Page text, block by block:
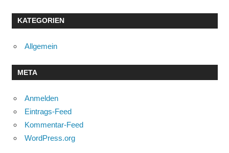
KATEGORIEN
Allgemein
META
Anmelden
Eintrags-Feed
Kommentar-Feed
WordPress.org